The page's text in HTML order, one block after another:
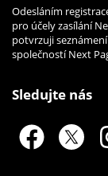
Odesláním
pro účely zasílání
potvrzuji
společností Next
Sledujte nás